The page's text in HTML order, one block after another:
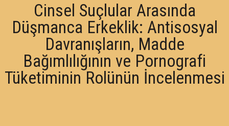
Cinsel Suçlular Arasında
Düşmanca Erkeklik: Antisosyal
Davranışların, Madde
Bağımlılığının ve Pornografi
Tüketiminin Rolünün İncelenmesi